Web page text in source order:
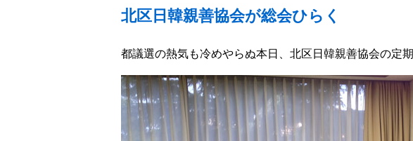
北区日韓親善協会が総会ひらく
都議選の熱気も冷めやらぬ本日、北区日韓親善協会の定